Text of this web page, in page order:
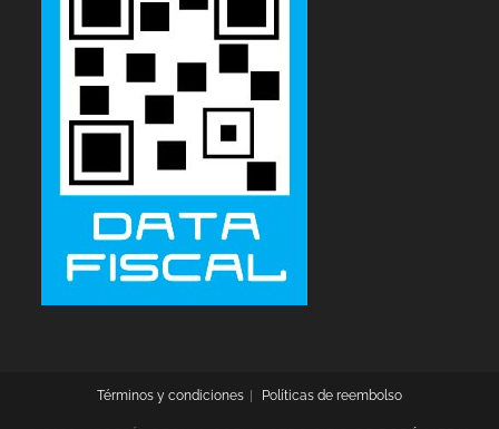
Términos y condiciones Políticas de reembolso